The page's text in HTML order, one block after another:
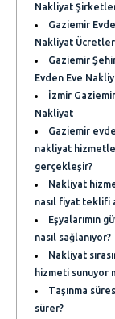
Nakliyat
Gaziemir
Nakliyat
Gaziemir
Evden Eve
İzmir
Nakliyat
Gaziemir
nakliyat
gerçekleşir?
Nakliyat
nasıl fiyat teklifi
Eşyalarımın
nasıl sağlanıyor?
Nakliyat
hizmeti sunuyor
Taşınma
sürer?